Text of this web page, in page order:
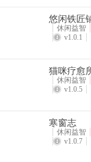
答：文中未提及注
答：先输入手机号
部加号进入，再点击
问：去拍最新安卓版
答：有摄影作品浏
悠闲铁匠
休闲益智
v1.0.1
猫咪疗愈
休闲益智
v1.0.5
寒窗志
休闲益智
v1.0.7